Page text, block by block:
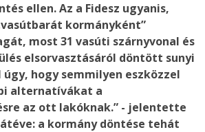
ellen. Az a Fidesz ugyanis,
kormányként”
most 31 vasúti szárnyvonal és
elsorvasztásáról döntött sunyi
úgy, hogy semmilyen eszközzel
alternatívákat a
az ott lakóknak.” - jelentette
a kormány döntése tehát